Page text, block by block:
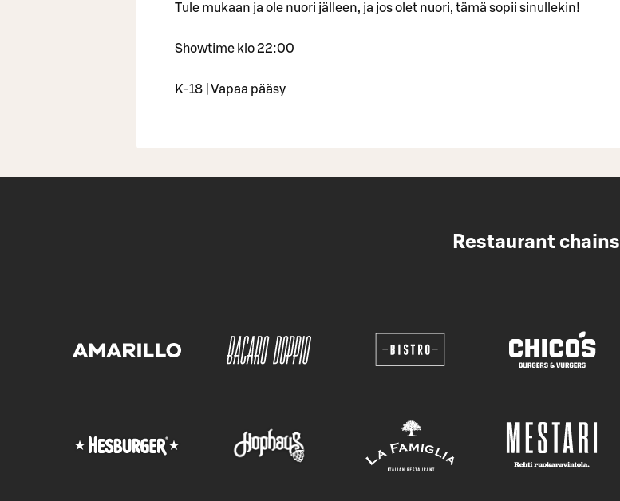
Tule mukaan ja ole nuori jälleen, ja jos olet nuori, tämä sopii sinullekin!
Showtime klo 22:00
K-18 | Vapaa pääsy
Restaurant chains